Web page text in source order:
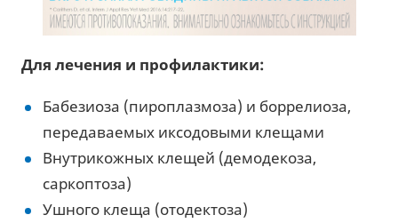
Для лечения и профилактики:
Бабезиоза (пироплазмоза) и боррелиоза,
передаваемых иксодовыми клещами
Внутрикожных клещей (демодекоза,
саркоптоза)
Ушного клеща (отодектоза)